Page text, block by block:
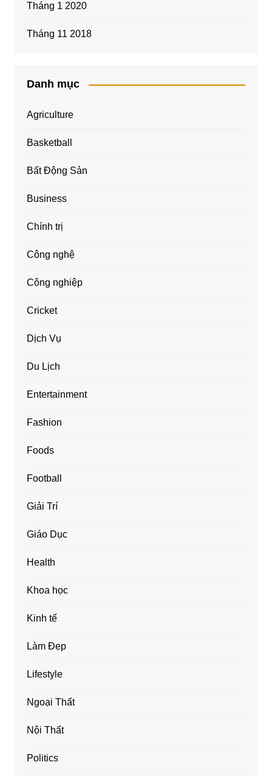
Tháng 1 2020
Tháng 11 2018
Danh mục
Agriculture
Basketball
Bất Động Sản
Business
Chính trị
Công nghệ
Công nghiệp
Cricket
Dịch Vụ
Du Lịch
Entertainment
Fashion
Foods
Football
Giải Trí
Giáo Dục
Health
Khoa học
Kinh tế
Làm Đẹp
Lifestyle
Ngoại Thất
Nội Thất
Politics